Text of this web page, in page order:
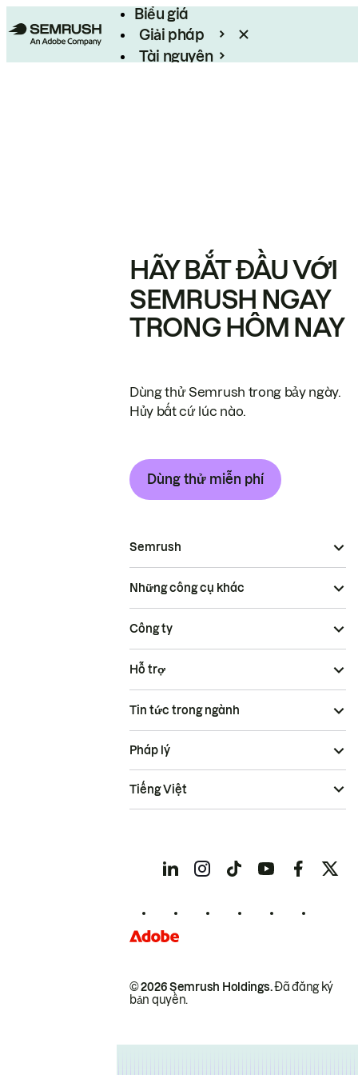
Biểu giá
Giải pháp
Tài nguyên
HÃY BẮT ĐẦU VỚI
SEMRUSH NGAY
TRONG HÔM NAY
Dùng thử Semrush trong bảy ngày.
Hủy bất cứ lúc nào.
Dùng thử miễn phí
Semrush
Những công cụ khác
Công ty
Hỗ trợ
Tin tức trong ngành
© 2026 Semrush Holdings.Đã đăng ký
bản quyền.
Pháp lý
Tiếng Việt